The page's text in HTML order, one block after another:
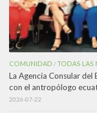
COMUNIDAD /TODAS LAS
La Agencia Consular
con el antropólogo
2026-07-22